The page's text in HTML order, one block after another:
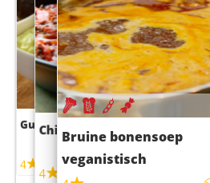
Guacamole
4
Chili con carne
4 45m
Bruine bonensoep
veganistisch
Sushi rijstsalade
maaltijdsalade
4